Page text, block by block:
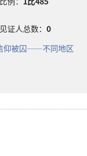
证人总数： 0
仰被囚——不同地区